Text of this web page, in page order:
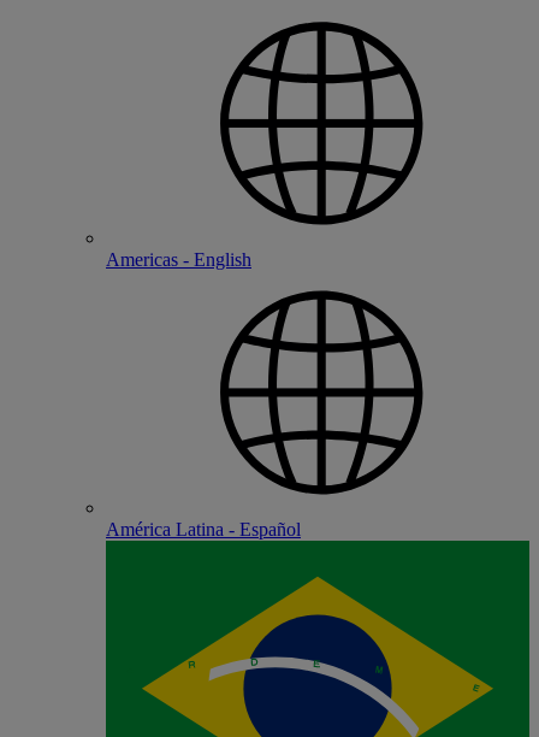
Americas - English
América Latina - Español